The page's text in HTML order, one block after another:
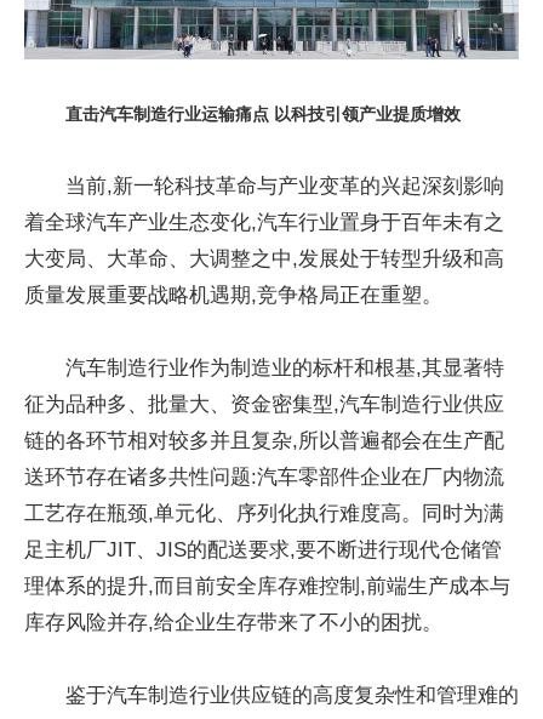
直击汽车制造行业运输痛点 以科技引领产业提质增效
当前,新一轮科技革命与产业变革的兴起深刻影响
着全球汽车产业生态变化,汽车行业置身于百年未有之
大变局、大革命、大调整之中,发展处于转型升级和高
质量发展重要战略机遇期,竞争格局正在重塑。
汽车制造行业作为制造业的标杆和根基,其显著特
征为品种多、批量大、资金密集型,汽车制造行业供应
链的各环节相对较多并且复杂,所以普遍都会在生产配
送环节存在诸多共性问题:汽车零部件企业在厂内物流
工艺存在瓶颈,单元化、序列化执行难度高。同时为满
足主机厂JIT、JIS的配送要求,要不断进行现代仓储管
理体系的提升,而目前安全库存难控制,前端生产成本与
库存风险并存,给企业生存带来了不小的困扰。
鉴于汽车制造行业供应链的高度复杂性和管理难的